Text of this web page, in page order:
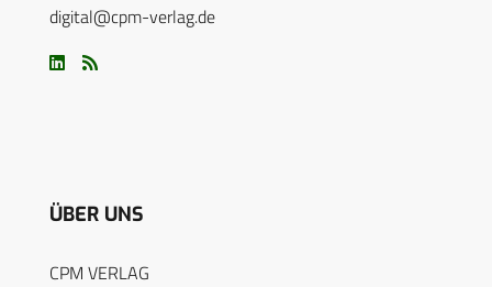
digital@cpm-verlag.de
ÜBER UNS
CPM VERLAG